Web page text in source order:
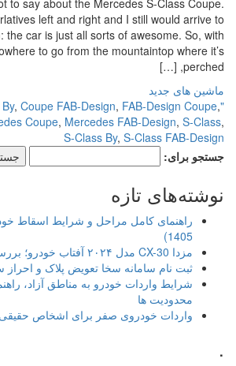
lot to say about the Mercedes S-Class Coupe.
left and right and I still would arrive to
the car is just all sorts of awesome. So, with
to go from the mountaintop where it’s
perched, […]
ماشین های جدید
By,Coupe FAB-Design,FAB-Design Coupe
Coupe,Mercedes FAB-Design,S-Class
S-Class By,S-Class FAB-Design
جستجو برای:
نوشته‌های تازه
1405)
مزدا CX-30 مدل ۲۰۲۴ آفتاب خودرو؛ بررسی و مشخصات فنی
ثبت نام سامانه سخا تعویض پلاک و احراز
شرایط واردات خودرو به مناطق آزاد،
محدودیت ها
واردات خودروی صفر برای اشخاص حقیقی